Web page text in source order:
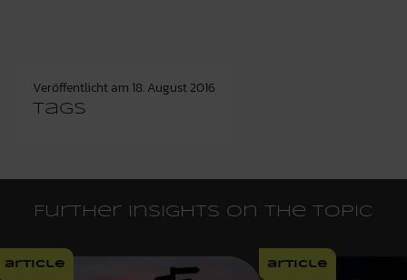
Veröffentlicht am 18. August 2016
Tags
Further insights on the topic
article article